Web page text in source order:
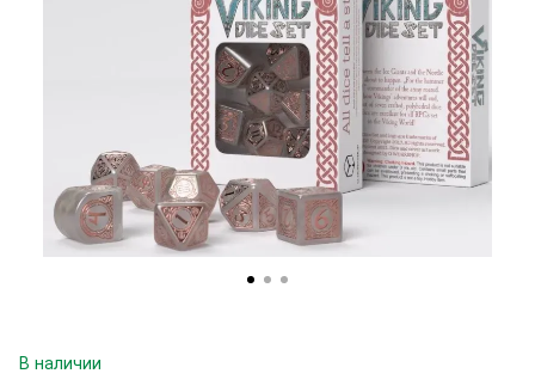
В наличии